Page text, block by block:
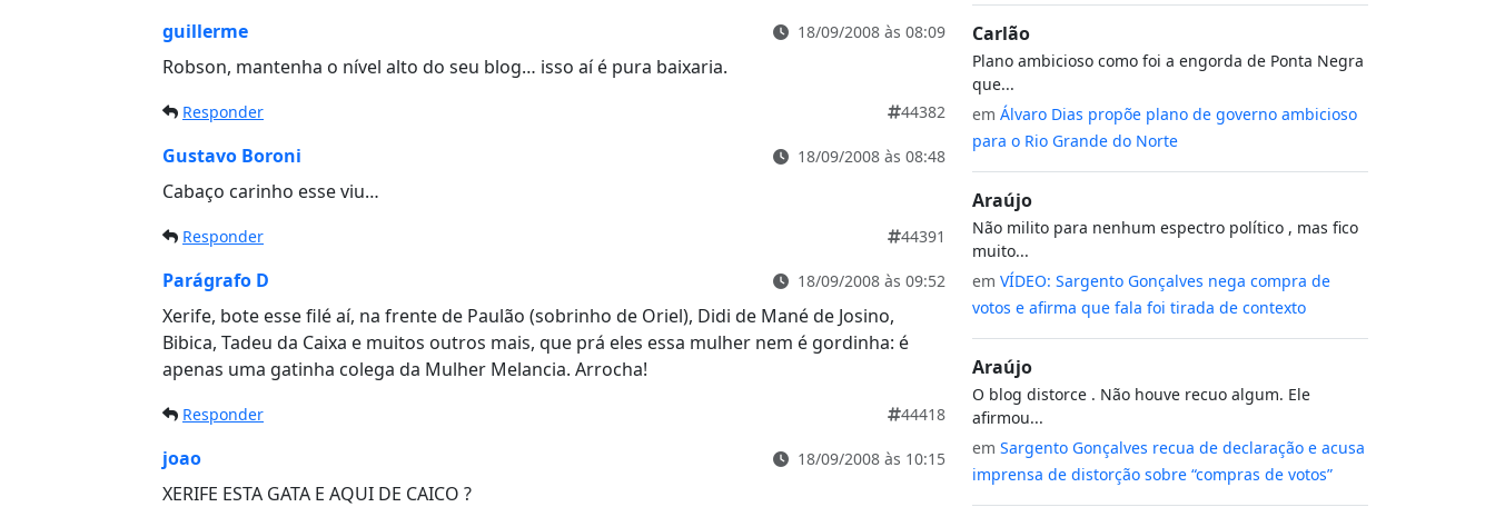
guillerme 18/09/2008 às 08:09
Robson, mantenha o nível alto do seu blog… isso aí é pura baixaria.
Responder 44382
Gustavo Boroni 18/09/2008 às 08:48
Cabaço carinho esse viu…
Responder 44391
Parágrafo D 18/09/2008 às 09:52
Xerife, bote esse filé aí, na frente de Paulão (sobrinho de Oriel), Didi de Mané de Josino,
Bibica, Tadeu da Caixa e muitos outros mais, que prá eles essa mulher nem é gordinha: é
apenas uma gatinha colega da Mulher Melancia. Arrocha!
Responder 44418
joao 18/09/2008 às 10:15
XERIFE ESTA GATA E AQUI DE CAICO ?
Carlão
Plano ambicioso como foi a engorda de Ponta Negra
que...
em Álvaro Dias propõe plano de governo ambicioso
para o Rio Grande do Norte
Araújo
Não milito para nenhum espectro político , mas fico
muito...
em VÍDEO: Sargento Gonçalves nega compra de
votos e afirma que fala foi tirada de contexto
Araújo
O blog distorce . Não houve recuo algum. Ele
afirmou...
em Sargento Gonçalves recua de declaração e acusa
imprensa de distorção sobre “compras de votos”